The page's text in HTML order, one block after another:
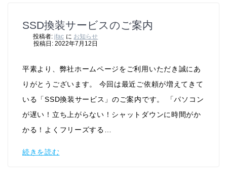
SSD換装サービスのご案内
投稿者: jfac に お知らせ
投稿日: 2022年7月12日
平素より、弊社ホームページをご利用いただき誠にあ
りがとうございます。 今回は最近ご依頼が増えてきて
いる「SSD換装サービス」のご案内です。 「パソコン
が遅い！立ち上がらない！シャットダウンに時間がか
かる！よくフリーズする…
続きを読む